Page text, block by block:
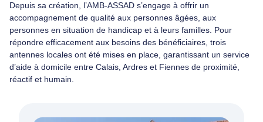
Depuis sa création, l’AMB-ASSAD s’engage à offrir un
accompagnement de qualité aux personnes âgées, aux
personnes en situation de handicap et à leurs familles. Pour
répondre efficacement aux besoins des bénéficiaires, trois
antennes locales ont été mises en place, garantissant un service
d’aide à domicile entre Calais, Ardres et Fiennes de proximité,
réactif et humain.